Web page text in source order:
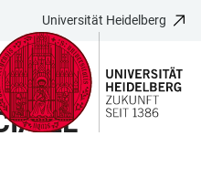
Universität Heidelberg
EL